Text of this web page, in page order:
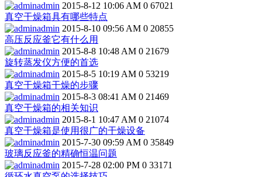
admin 2015-8-12 10:06 AM 0 67021
真空干燥箱具有哪些特点
admin 2015-8-10 09:56 AM 0 20855
高压反应釜它有什么用
admin 2015-8-8 10:48 AM 0 21679
旋转蒸发仪方便的首选
admin 2015-8-5 10:19 AM 0 53219
真空干燥箱干燥的步骤
admin 2015-8-3 08:41 AM 0 21469
真空干燥箱的相关知识
admin 2015-8-1 10:47 AM 0 21074
真空干燥箱是使用很广的干燥设备
admin 2015-7-30 09:59 AM 0 35849
玻璃反应釜的精确恒温问题
admin 2015-7-28 02:00 PM 0 33171